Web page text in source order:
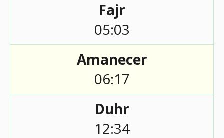
Fajr
05:03
Amanecer
06:17
Duhr
12:34